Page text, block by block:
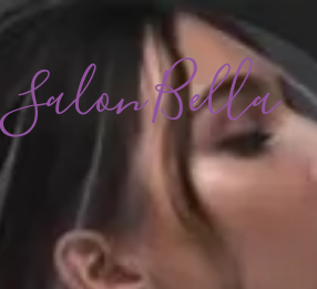
Salon Bella